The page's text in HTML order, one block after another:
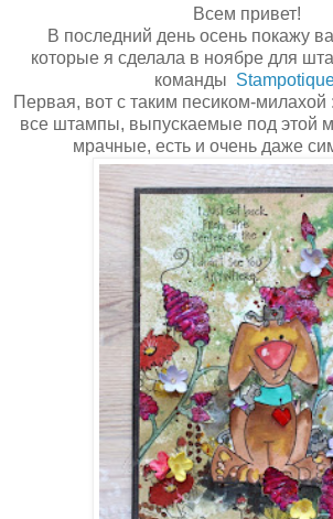
Всем привет!
В последний день осень покажу
которые я сделала в ноябре для
команды
Первая, вот с таким песиком-милахой
все штампы, выпускаемые под этой
мрачные, есть и очень даже